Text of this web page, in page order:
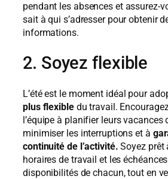
pendant les absences et assurez-
sait à qui s’adresser pour obtenir
informations.
2. Soyez flexible
L’été est le moment idéal pour
plus flexibledu travail.
l’équipe à planifier leurs vacances
minimiser les interruptions et à
continuité de l’activité. Soyez prêt
horaires de travail et les
disponibilités de chacun, tout en